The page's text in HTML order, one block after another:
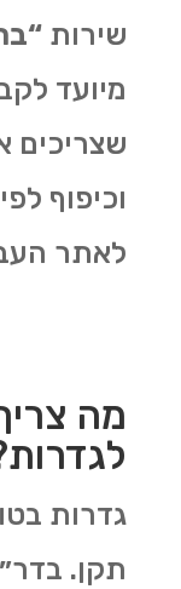
שירות
מיועד
שצריכים
וכיפוף
לאתר
מה
גדרות
תקן.